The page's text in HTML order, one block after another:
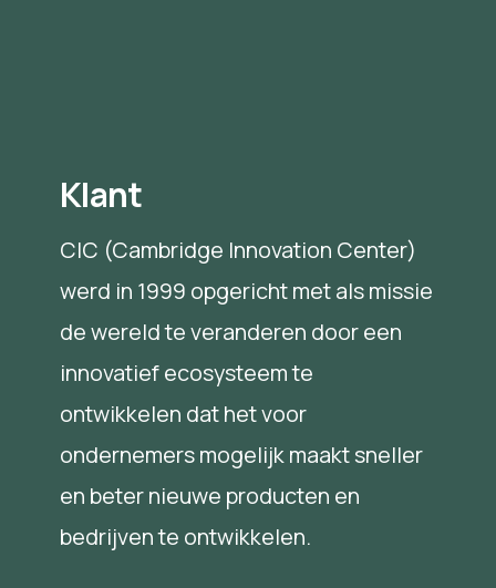
Klant
CIC (Cambridge Innovation Center)
werd in 1999 opgericht met als missie
de wereld te veranderen door een
innovatief ecosysteem te
ontwikkelen dat het voor
ondernemers mogelijk maakt sneller
en beter nieuwe producten en
bedrijven te ontwikkelen.